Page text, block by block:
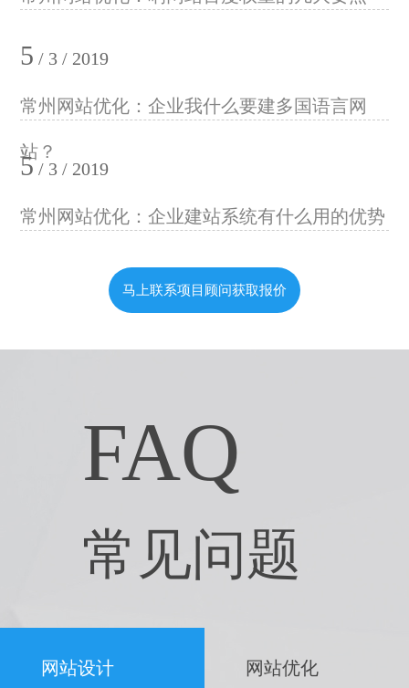
5 / 3 / 2019
常州网站优化：企业我什么要建多国语言网
站？
5 / 3 / 2019
常州网站优化：企业建站系统有什么用的优势
马上联系项目顾问获取报价
FAQ
常见问题
网站设计 网站优化